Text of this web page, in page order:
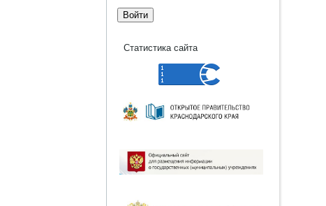
Войти
Статистика сайта